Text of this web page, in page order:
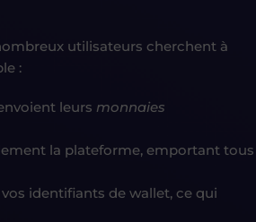
utilisateurs cherchent à
:
leurs monnaies
la plateforme, emportant tous
identifiants de wallet, ce qui